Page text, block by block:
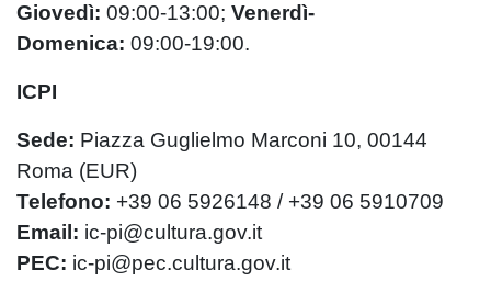
Giovedì: 09:00-13:00; Venerdì-
Domenica: 09:00-19:00.
ICPI
Sede: Piazza Guglielmo Marconi 10, 00144
Roma (EUR)
Telefono: +39 06 5926148 / +39 06 5910709
Email: ic-pi@cultura.gov.it
PEC: ic-pi@pec.cultura.gov.it